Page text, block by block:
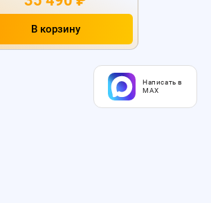
В корзину
Написать в
MAX